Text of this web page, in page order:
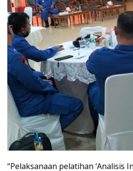
“Pelaksanaan pelatihan ‘Analisis